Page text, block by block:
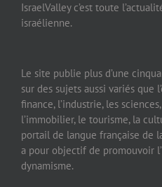
IsraelValley c’est toute
israélienne.
Le site publie plus d’une
sur des sujets aussi variés que
finance, l’industrie, les
l’immobilier, le tourisme, la
portail de langue française de
a pour objectif de promouvoir
dynamisme.